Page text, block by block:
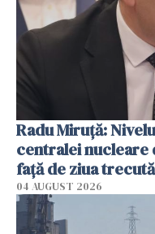
Radu Miruţă:
centralei nucleare
faţă de ziua trecută
04 AUGUST 2026